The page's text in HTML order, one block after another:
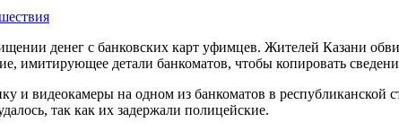
денег с банковских карт уфимцев. Жителей Казани
имитирующее детали банкоматов, чтобы копировать
и видеокамеры на одном из банкоматов в республиканской
так как их задержали полицейские.